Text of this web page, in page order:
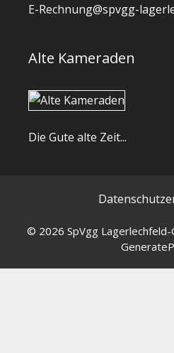
E-Rechnung@spvgg-
Alte Kameraden
Die Gute alte Zeit...
© 2026 SpVgg Lagerlechfeld-